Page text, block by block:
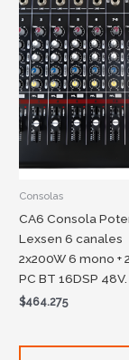
Consolas
CA6 Consola
Lexsen 6 canales
2x200W 6 mono +
PC BT 16DSP 48V.
$464.275